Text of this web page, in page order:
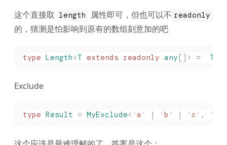
这个直接取 length 属性即可，但也可以不 readonly
的，猜测是怕影响到原有的数组刻意加的吧
type Length <T extends readonly any []> =
  T
Exclude
type Result = MyExclude< ' a ' | ' b ' | ' c ' , '